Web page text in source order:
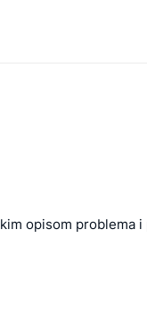
opisom problema